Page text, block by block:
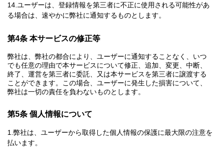
ユーザーは、登録情報を第三者に不正に使用される可能性があ
る場合は、速やかに弊社に通知するものとします。
第4条 本サービスの修正等
弊社は、弊社の都合により、ユーザーに通知することなく、いつ
でも任意の理由で本サービスについて修正、追加、変更、中断、
終了、運営を第三者に委託、又は本サービスを第三者に譲渡する
ことができます。この場合、ユーザーに発生した損害について、
弊社は一切の責任を負わないものとします。
第5条 個人情報について
弊社は、ユーザーから取得した個人情報の保護に最大限の注意を
払います。